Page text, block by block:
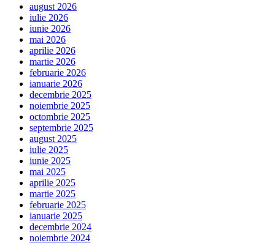
august 2026
iulie 2026
iunie 2026
mai 2026
aprilie 2026
martie 2026
februarie 2026
ianuarie 2026
decembrie 2025
noiembrie 2025
octombrie 2025
septembrie 2025
august 2025
iulie 2025
iunie 2025
mai 2025
aprilie 2025
martie 2025
februarie 2025
ianuarie 2025
decembrie 2024
noiembrie 2024